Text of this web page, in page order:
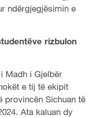
ndërgjegjësimin e
rizbulon
Madh i Gjelbër
e tij të ekipit
provincën Sichuan të
Ata kaluan dy